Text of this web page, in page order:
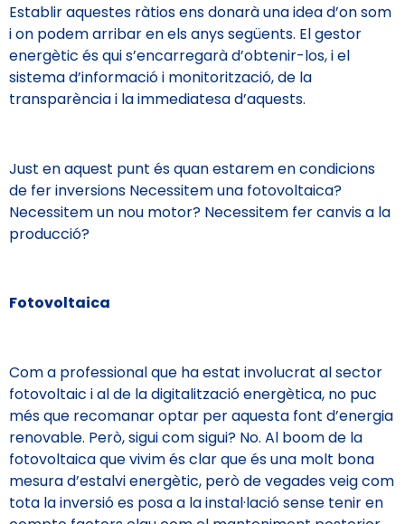
Establir aquestes ràtios ens donarà una idea d’on som
i on podem arribar en els anys següents. El gestor
energètic és qui s’encarregarà d’obtenir-los, i el
sistema d’informació i monitorització, de la
transparència i la immediatesa d’aquests.
Just en aquest punt és quan estarem en condicions
de fer inversions Necessitem una fotovoltaica?
Necessitem un nou motor? Necessitem fer canvis a la
producció?
Fotovoltaica
Com a professional que ha estat involucrat al sector
fotovoltaic i al de la digitalització energètica, no puc
més que recomanar optar per aquesta font d’energia
renovable. Però, sigui com sigui? No. Al boom de la
fotovoltaica que vivim és clar que és una molt bona
mesura d’estalvi energètic, però de vegades veig com
tota la inversió es posa a la instal·lació sense tenir en